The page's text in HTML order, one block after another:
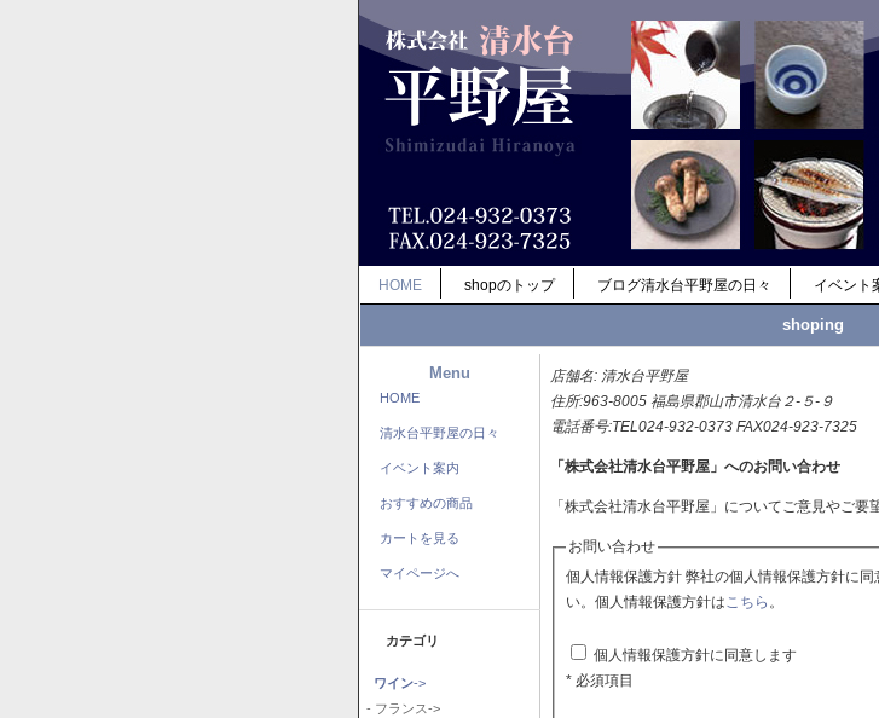
HOME shopのトップ ブログ清水台平野屋の日々 イベント
shoping
Menu
HOME
清水台平野屋の日々
イベント案内
おすすめの商品
カートを見る
マイページへ
カテゴリ
ワイン->
- フランス->
店舗名: 清水台平野屋
住所:963-8005 福島県郡山市清水台２-５-９
電話番号:TEL024-932-0373 FAX024-923-7325
「株式会社清水台平野屋」へのお問い合わせ
「株式会社清水台平野屋」についてご意見やご要
お問い合わせ
個人情報保護方針 弊社の個人情報保護方針に同意される場合はチェックボックスをクリックしてくださ
い。個人情報保護方針はこちら 。
個人情報保護方針に同意します
* 必須項目